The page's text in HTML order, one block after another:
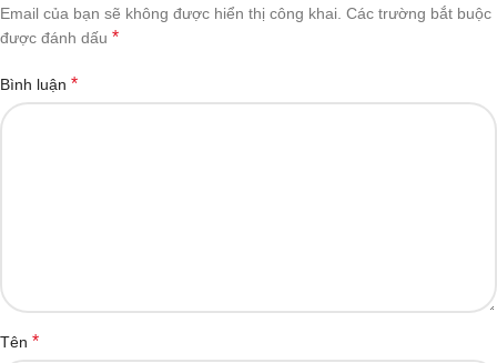
Email của bạn sẽ không được hiển thị công khai. Các trường bắt buộc
được đánh dấu *
Bình luận *
Tên *